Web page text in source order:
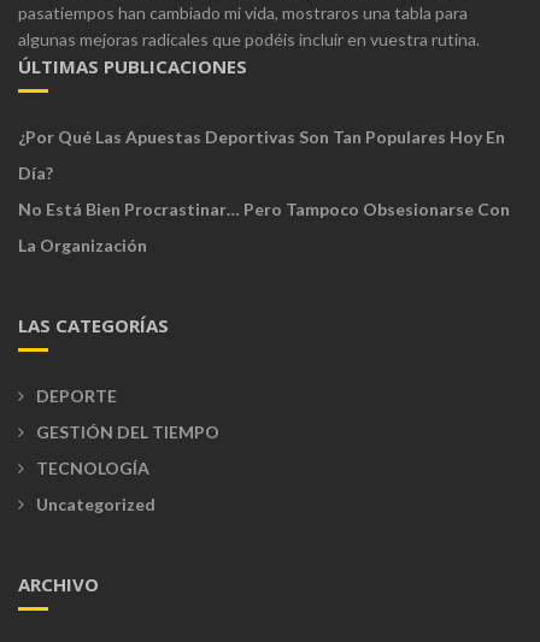
pasatiempos han cambiado mi vida, mostraros una tabla para
algunas mejoras radicales que podéis incluir en vuestra rutina.
ÚLTIMAS PUBLICACIONES
¿Por Qué Las Apuestas Deportivas Son Tan Populares Hoy En
Día?
No Está Bien Procrastinar… Pero Tampoco Obsesionarse Con
La Organización
LAS CATEGORÍAS
DEPORTE
GESTIÓN DEL TIEMPO
TECNOLOGÍA
Uncategorized
ARCHIVO